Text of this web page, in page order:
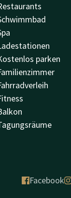
parken
Facebook